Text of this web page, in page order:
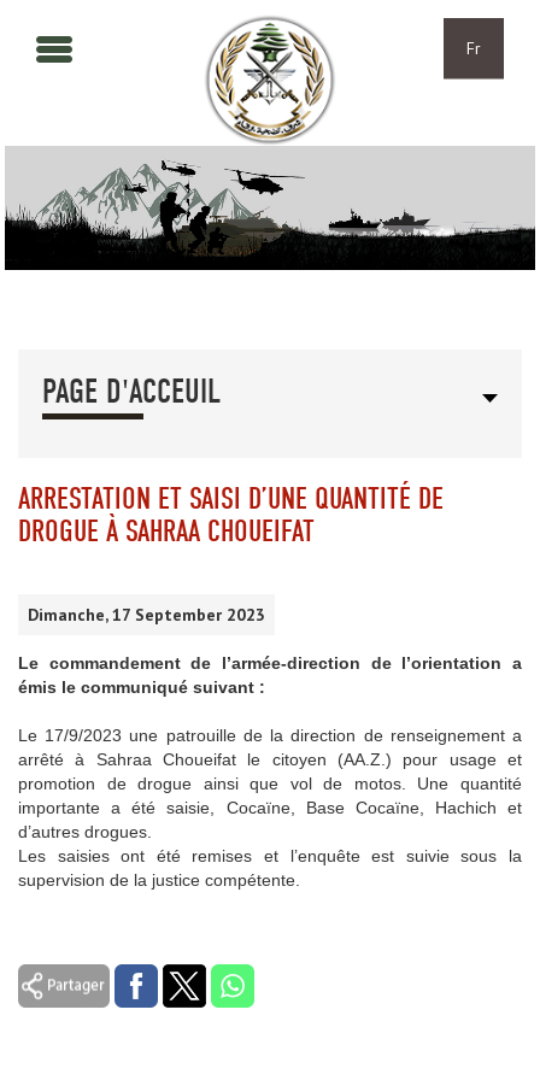
Fr
PAGE D'ACCEUIL
ARRESTATION ET SAISI D’UNE QUANTITÉ DE
DROGUE À SAHRAA CHOUEIFAT
Dimanche, 17 September 2023
Le commandement de l’armée-direction de l’orientation a
émis le communiqué suivant :
Le 17/9/2023 une patrouille de la direction de renseignement a
arrêté à Sahraa Choueifat le citoyen (AA.Z.) pour usage et
promotion de drogue ainsi que vol de motos. Une quantité
importante a été saisie, Cocaïne, Base Cocaïne, Hachich et
d’autres drogues.
Les saisies ont été remises et l’enquête est suivie sous la
supervision de la justice compétente.